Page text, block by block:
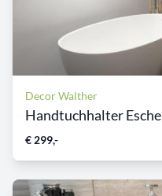
Decor Walther
Handtuchhalter Esche
€ 299,-